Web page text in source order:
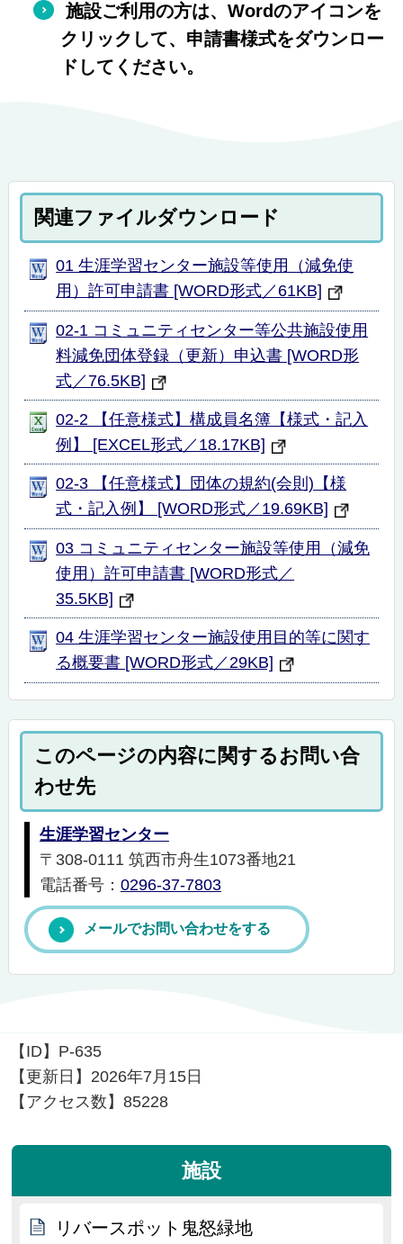
施設ご利用の方は、Wordのアイコンを
クリックして、申請書様式をダウンロー
ドしてください。
関連ファイルダウンロード
01 生涯学習センター施設等使用（減免使
用）許可申請書 [WORD形式／61KB]
02-1 コミュニティセンター等公共施設使用
料減免団体登録（更新）申込書 [WORD形
式／76.5KB]
02-2 【任意様式】構成員名簿【様式・記入
例】 [EXCEL形式／18.17KB]
02-3 【任意様式】団体の規約(会則)【様
式・記入例】 [WORD形式／19.69KB]
03 コミュニティセンター施設等使用（減免
使用）許可申請書 [WORD形式／
35.5KB]
04 生涯学習センター施設使用目的等に関す
る概要書 [WORD形式／29KB]
このページの内容に関するお問い合
わせ先
生涯学習センター
〒308-0111 筑西市舟生1073番地21
電話番号： 0296-37-7803
メールでお問い合わせをする
【ID】 P-635
【更新日】 2026年7月15日
【アクセス数】85228
施設
リバースポット鬼怒緑地